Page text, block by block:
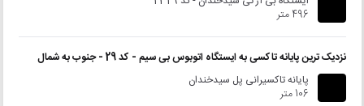
496 متر
نزدیک ترین پایانه تاکسی به ایستگاه اتوبوس بی سیم - کد 29 - جنوب به شمال
پایانه تاکسیرانی پل سیدخندان
106 متر